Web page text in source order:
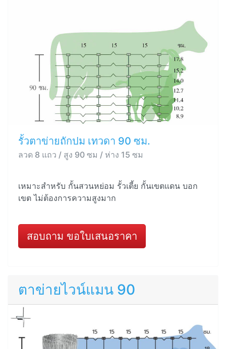
รั้วตาข่ายถักปม เทวดา 90 ซม.
ลวด 8 แถว / สูง 90 ซม / ห่าง 15 ซม
เหมาะสำหรับ กั้นสวนหย่อม รั้วเตี้ย กั้นเขตแดน บอก
เขต ไม่ต้องการความสูงมาก
สอบถาม ขอใบเสนอราคา
ตาข่ายไวน์แมน 90